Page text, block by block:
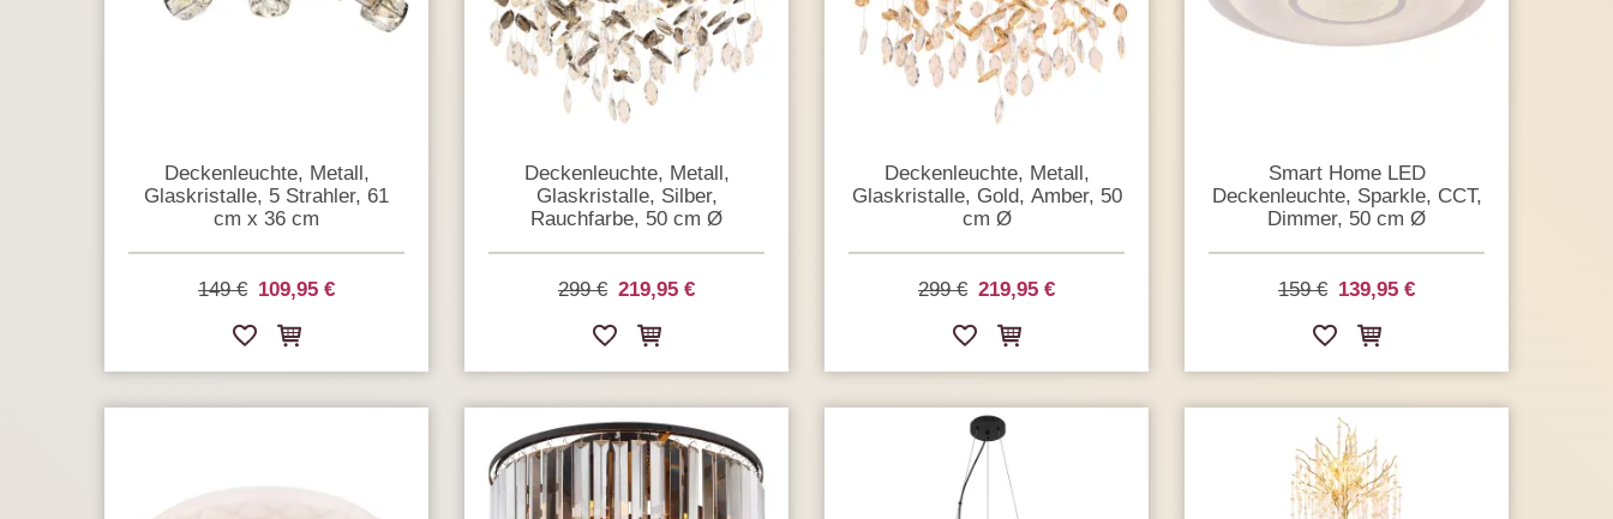
Deckenleuchte, Metall,
Glaskristalle, 5 Strahler, 61
cm x 36 cm
149 € 109,95 €
Deckenleuchte, Metall,
Glaskristalle, Silber,
Rauchfarbe, 50 cm Ø
299 € 219,95 €
Deckenleuchte, Metall,
Glaskristalle, Gold, Amber, 50
cm Ø
299 € 219,95 €
Smart Home LED
Deckenleuchte, Sparkle, CCT,
Dimmer, 50 cm Ø
159 € 139,95 €